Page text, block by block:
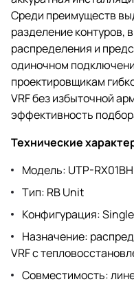
Среди преимуществ
разделение контуров,
распределения и
одиночном
проектировщикам
VRF без избыточной
эффективность
Технические
Модель: UTP-RX01BH
Тип: RB Unit
Конфигурация:
Назначение:
VRF с
Совместимость: